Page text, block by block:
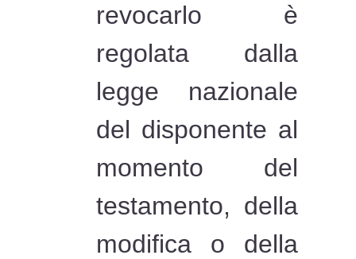
revocarlo è
regolata dalla
legge nazionale
del disponente al
momento del
testamento, della
modifica o della